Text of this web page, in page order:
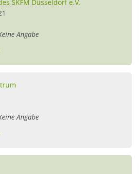
SKFM Düsseldorf e.V.
Angabe
Angabe